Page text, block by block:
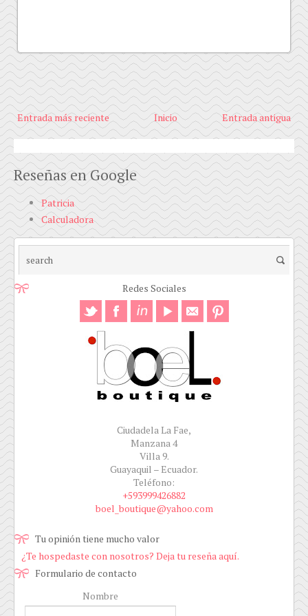
Entrada más reciente Entrada antigua
Inicio
Reseñas en Google
Patricia
Calculadora
Redes Sociales
Ciudadela La Fae,
Manzana 4
Villa 9.
Guayaquil – Ecuador.
Teléfono:
+593999426882
boel_boutique@yahoo.com
Tu opinión tiene mucho valor
¿Te hospedaste con nosotros? Deja tu reseña aquí.
Formulario de contacto
Nombre